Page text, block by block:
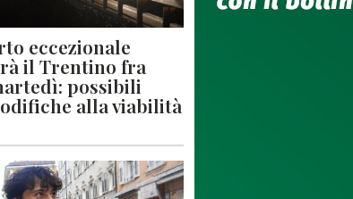
eccezionale
il Trentino fra
possibili
alla viabilità